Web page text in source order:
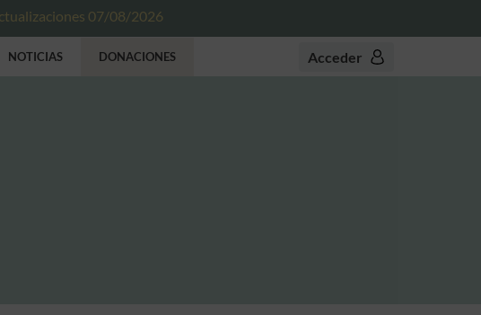
07/08/2026
NOTICIAS DONACIONES Acceder